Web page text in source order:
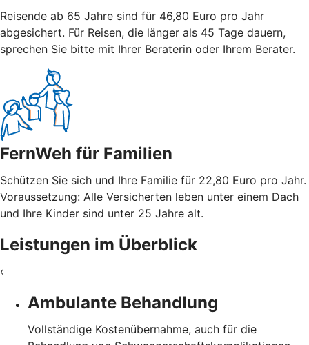
Reisende ab 65 Jahre sind für 46,80 Euro pro Jahr
abgesichert. Für Reisen, die länger als 45 Tage dauern,
sprechen Sie bitte mit Ihrer Beraterin oder Ihrem Berater.
FernWeh für Familien
Schützen Sie sich und Ihre Familie für 22,80 Euro pro Jahr.
Voraussetzung: Alle Versicherten leben unter einem Dach
und Ihre Kinder sind unter 25 Jahre alt.
Leistungen im Überblick
‹
Ambulante Behandlung
Vollständige Kostenübernahme, auch für die